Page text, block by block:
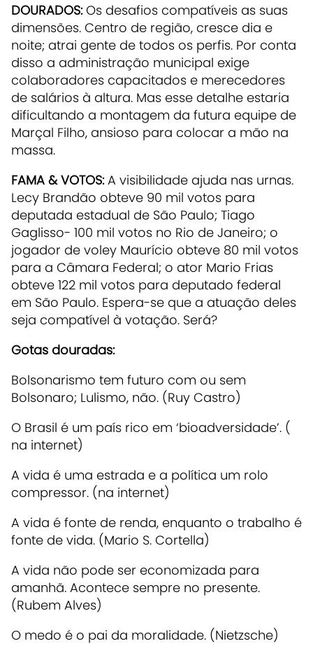
DOURADOS:Os desafios compatíveis as suas
dimensões. Centro de região, cresce dia e
noite; atrai gente de todos os perfis. Por conta
disso a administração municipal exige
colaboradores capacitados e merecedores
de salários à altura. Mas esse detalhe estaria
dificultando a montagem da futura equipe de
Marçal Filho, ansioso para colocar a mão na
massa.
FAMA & VOTOS:A visibilidade ajuda nas urnas.
Lecy Brandão obteve 90 mil votos para
deputada estadual de São Paulo; Tiago
Gaglisso- 100 mil votos no Rio de Janeiro; o
jogador de voley Maurício obteve 80 mil votos
para a Câmara Federal; o ator Mario Frias
obteve 122 mil votos para deputado federal
em São Paulo. Espera-se que a atuação deles
seja compatível à votação. Será?
Gotas douradas:
Bolsonarismo tem futuro com ou sem
Bolsonaro; Lulismo, não. (Ruy Castro)
O Brasil é um país rico em ‘bioadversidade’. (
na internet)
A vida é uma estrada e a política um rolo
compressor. (na internet)
A vida é fonte de renda, enquanto o trabalho é
fonte de vida. (Mario S. Cortella)
A vida não pode ser economizada para
amanhã. Acontece sempre no presente.
(Rubem Alves)
O medo é o pai da moralidade. (Nietzsche)